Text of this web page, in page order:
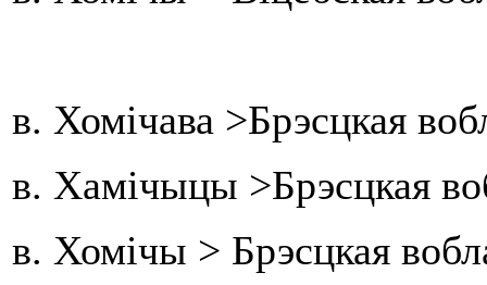
в. Хомічава >Брэсцкая
в. Хамічыцы >Брэсцкая
в. Хомічы > Брэсцкая